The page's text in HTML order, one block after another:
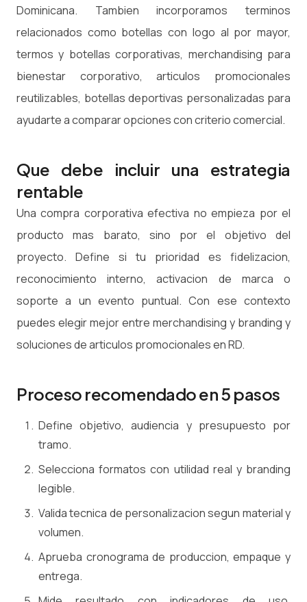
Dominicana. Tambien incorporamos terminos
relacionados como botellas con logo al por mayor,
termos y botellas corporativas, merchandising para
bienestar corporativo, articulos promocionales
reutilizables, botellas deportivas personalizadas para
ayudarte a comparar opciones con criterio comercial.
Que debe incluir una estrategia
rentable
Una compra corporativa efectiva no empieza por el
producto mas barato, sino por el objetivo del
proyecto. Define si tu prioridad es fidelizacion,
reconocimiento interno, activacion de marca o
soporte a un evento puntual. Con ese contexto
puedes elegir mejor entre merchandising y branding y
soluciones de articulos promocionales en RD.
Proceso recomendado en 5 pasos
Define objetivo, audiencia y presupuesto por
tramo.
Selecciona formatos con utilidad real y branding
legible.
Valida tecnica de personalizacion segun material y
volumen.
Aprueba cronograma de produccion, empaque y
entrega.